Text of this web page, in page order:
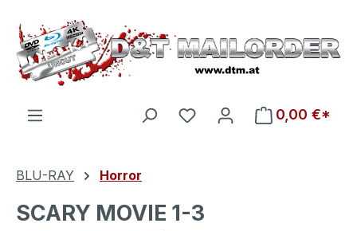
Zum Hauptinhalt springen
Du hast 0 Produkte auf
0,00 €*
BLU-RAY Horror
SCARY MOVIE 1-3